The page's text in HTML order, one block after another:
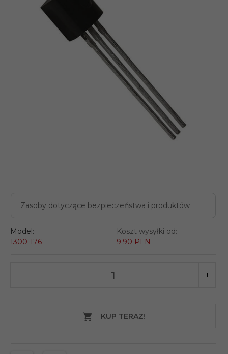
Zasoby dotyczące bezpieczeństwa i produktów
Model:
1300-176
Koszt wysyłki od:
9.90 PLN
KUP TERAZ!